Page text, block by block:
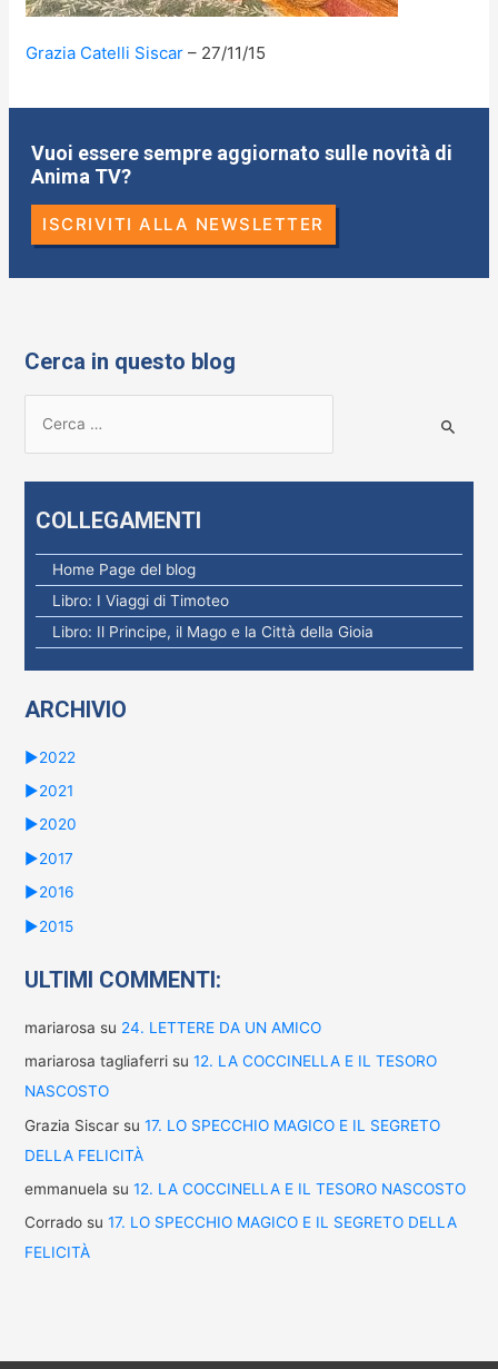
Grazia Catelli Siscar 27/11/15
Vuoi essere sempre aggiornato sulle novità di
Anima TV?
ISCRIVITI ALLA NEWSLETTER
Cerca in questo blog
:
COLLEGAMENTI
Home Page del blog
Libro: I Viaggi di Timoteo
Libro: Il Principe, il Mago e la Città della Gioia
ARCHIVIO
►2022
►2021
►2020
►2017
►2016
►2015
ULTIMI COMMENTI:
mariarosa su 24. LETTERE DA UN AMICO
mariarosa tagliaferrisu 12. LA COCCINELLA E IL TESORO
NASCOSTO
Grazia Siscarsu 17. LO SPECCHIO MAGICO E IL SEGRETO
DELLA FELICITÀ
emmanuela su 12. LA COCCINELLA E IL TESORO NASCOSTO
Corradosu 17. LO SPECCHIO MAGICO E IL SEGRETO DELLA
FELICITÀ